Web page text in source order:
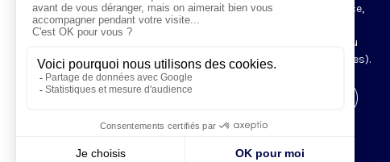
office, les heures monastiques de Tierce,
Sexte et None. Il permet à l’Église de
retrouver son Seigneur entre l’office du
matin (Laudes) et l’office du soir (Vêpres).